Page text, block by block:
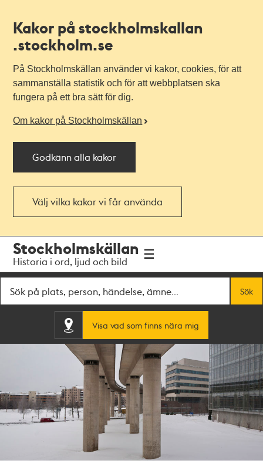
Kakor på stockholmskallan
.stockholm.se
På Stockholmskällan använder vi kakor, cookies, för att
sammanställa statistik och för att webbplatsen ska
fungera på ett bra sätt för dig.
Om kakor på Stockholmskällan
Godkänn alla kakor
Välj vilka kakor vi får använda
navigationen
huvudinnehållet
Stockholmskällan
Historia i ord, ljud och bild
Sök
Visa vad som finns nära mig